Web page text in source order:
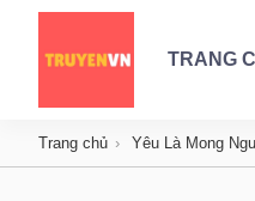
TRANG
Trang chủ Yêu Là Mong